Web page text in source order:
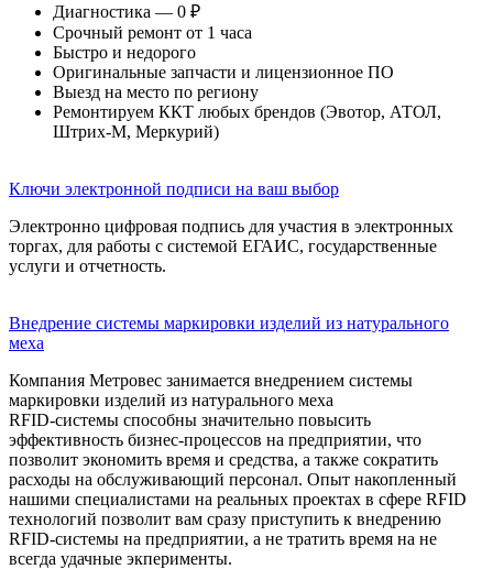
Диагностика — 0 ₽
Срочный ремонт от 1 часа
Быстро и недорого
Оригинальные запчасти и лицензионное ПО
Выезд на место по региону
Ремонтируем ККТ любых брендов (Эвотор, АТОЛ,
Штрих-М, Меркурий)
Ключи электронной подписи на ваш выбор
Электронно цифровая подпись для участия в электронных
торгах, для работы с системой ЕГАИС, государственные
услуги и отчетность.
Внедрение системы маркировки изделий из натурального
меха
Компания Метровес занимается внедрением системы
маркировки изделий из натурального меха
RFID-системы способны значительно повысить
эффективность бизнес-процессов на предприятии, что
позволит экономить время и средства, а также сократить
расходы на обслуживающий персонал. Опыт накопленный
нашими специалистами на реальных проектах в сфере RFID
технологий позволит вам сразу приступить к внедрению
RFID-системы на предприятии, а не тратить время на не
всегда удачные экперименты.